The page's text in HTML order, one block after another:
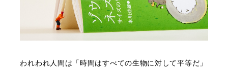
われわれ人間は「時間はすべての生物に対して平等だ」